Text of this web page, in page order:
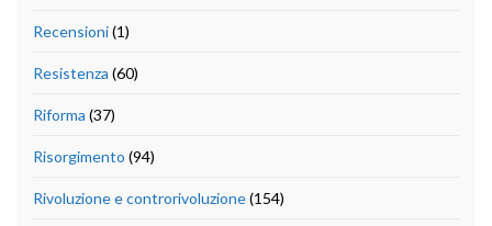
Recensioni(1)
Resistenza (60)
Riforma (37)
Risorgimento (94)
Rivoluzione e controrivoluzione(154)